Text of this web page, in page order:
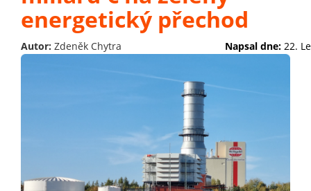
energetický přechod
Autor: Zdeněk Chytra Napsal dne: 22.